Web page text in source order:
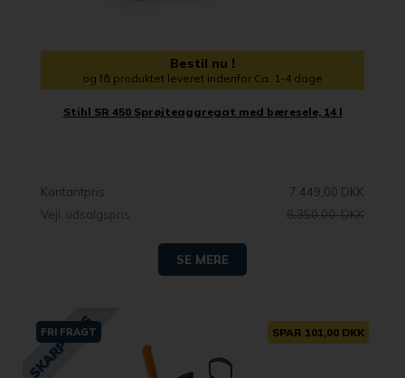
Bestil nu !
og få produktet leveret indenfor Ca. 1-4 dage
Stihl SR 450 Sprøjteaggregat med bæresele, 14 l
Kontantpris
7.449,00 DKK
Vejl. udsalgspris
8.350,00 DKK
SE MERE
FRI FRAGT SPAR 101,00 DKK